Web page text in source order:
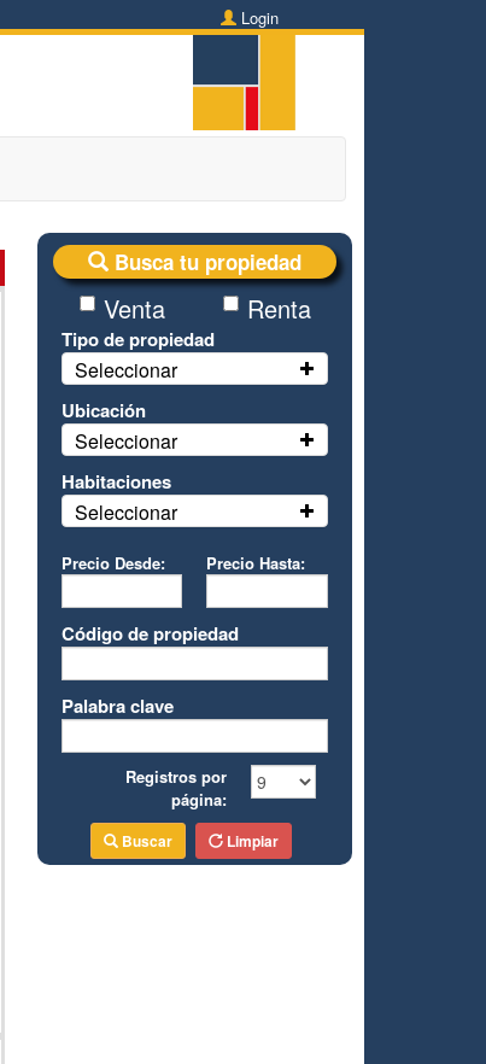
Login
Busca tu propiedad
Venta Renta
Tipo de propiedad
Seleccionar
Ubicación
Seleccionar
Habitaciones
Seleccionar
Precio Desde: Precio Hasta:
Código de propiedad
Palabra clave
Registros por
página:
Buscar Limpiar